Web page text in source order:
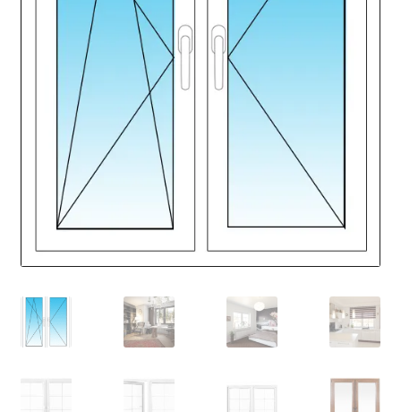
Fensterbänke – passend zu jedem Fenster